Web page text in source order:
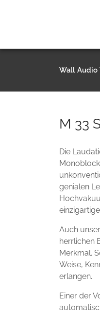
Wall Audio
M 33
Die
genialen
Auch
herrlichen
Merkmal.
Weise,
erlangen.
Einer der